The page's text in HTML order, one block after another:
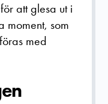
att glesa ut i
moment, som
med